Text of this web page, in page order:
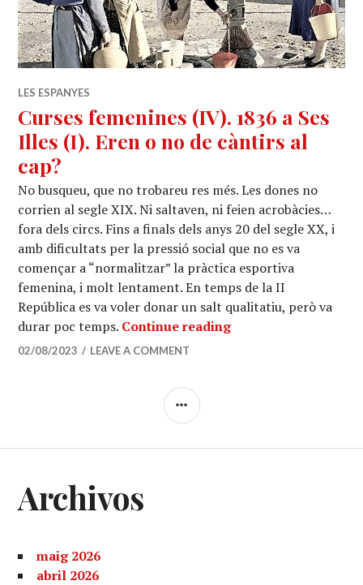
LES ESPANYES
Curses femenines (IV). 1836 a Ses
Illes (I). Eren o no de càntirs al
cap?
No busqueu, que no trobareu res més. Les dones no
corrien al segle XIX. Ni saltaven, ni feien acrobàcies…
fora dels circs. Fins a finals dels anys 20 del segle XX, i
amb dificultats per la pressió social que no es va
començar a “normalitzar” la pràctica esportiva
femenina, i molt lentament. En temps de la II
República es va voler donar un salt qualitatiu, però va
durar poc temps. Continue readingCurses femenines
02/08/2023 LEAVE A COMMENT
SIDEBAR
Archivos
maig 2026
abril 2026